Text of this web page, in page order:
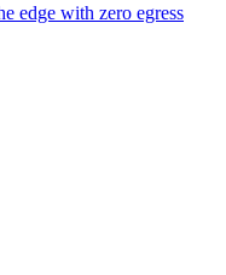
edge with zero egress